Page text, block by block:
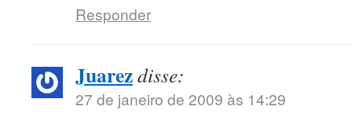
Responder
Juarezdisse:
27 de janeiro de 2009 às 14:29